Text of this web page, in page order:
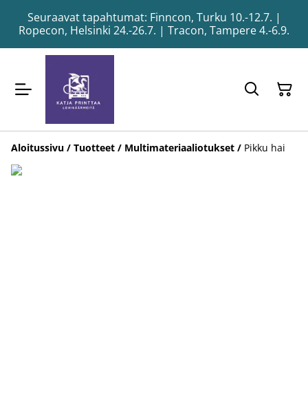
Seuraavat tapahtumat: Finncon, Turku 10.-12.7. |
Ropecon, Helsinki 24.-26.7. | Tracon, Tampere 4.-6.9.
Aloitussivu / Tuotteet / Multimateriaaliotukset / Pikku hai